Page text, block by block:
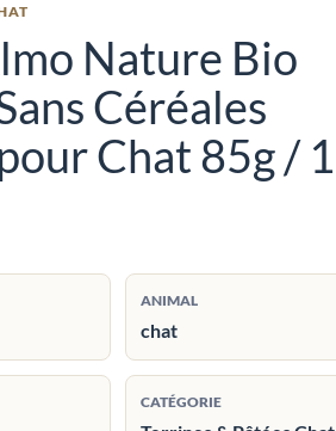
Nature Bio
Céréales
Chat 85g / 1
ANIMAL
chat
CATÉGORIE